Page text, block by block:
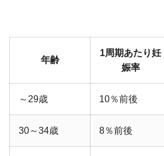
年齢
1周期あたり妊
娠率
～29歳 10％前後
30～34歳 8％前後